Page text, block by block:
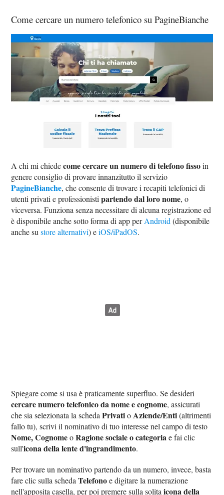
Come cercare un numero telefonico su PagineBianche
A chi mi chiedecome cercare un numero di telefono fissoin
genere consiglio di provare innanzitutto il servizio
PagineBianche, che consente di trovare i recapiti telefonici di
utenti privati e professionistipartendo dal loro nome, o
viceversa. Funziona senza necessitare di alcuna registrazione ed
è disponibile anche sotto forma di app perAndroid (disponibile
anche sustore alternativi) eiOS/iPadOS.
Spiegare come si usa è praticamente superfluo. Se desideri
cercare numero telefonico da nome e cognome, assicurati
che sia selezionata la schedaPrivatio Aziende/Enti(altrimenti
fallo tu), scrivi il nominativo di tuo interesse nel campo di testo
Nome, CognomeoRagione sociale o categoriae fai clic
sull'icona della lente d'ingrandimento.
Per trovare un nominativo partendo da un numero, invece, basta
fare clic sulla schedaTelefonoe digitare la numerazione
nell'apposita casella, per poi premere sulla solitaicona della